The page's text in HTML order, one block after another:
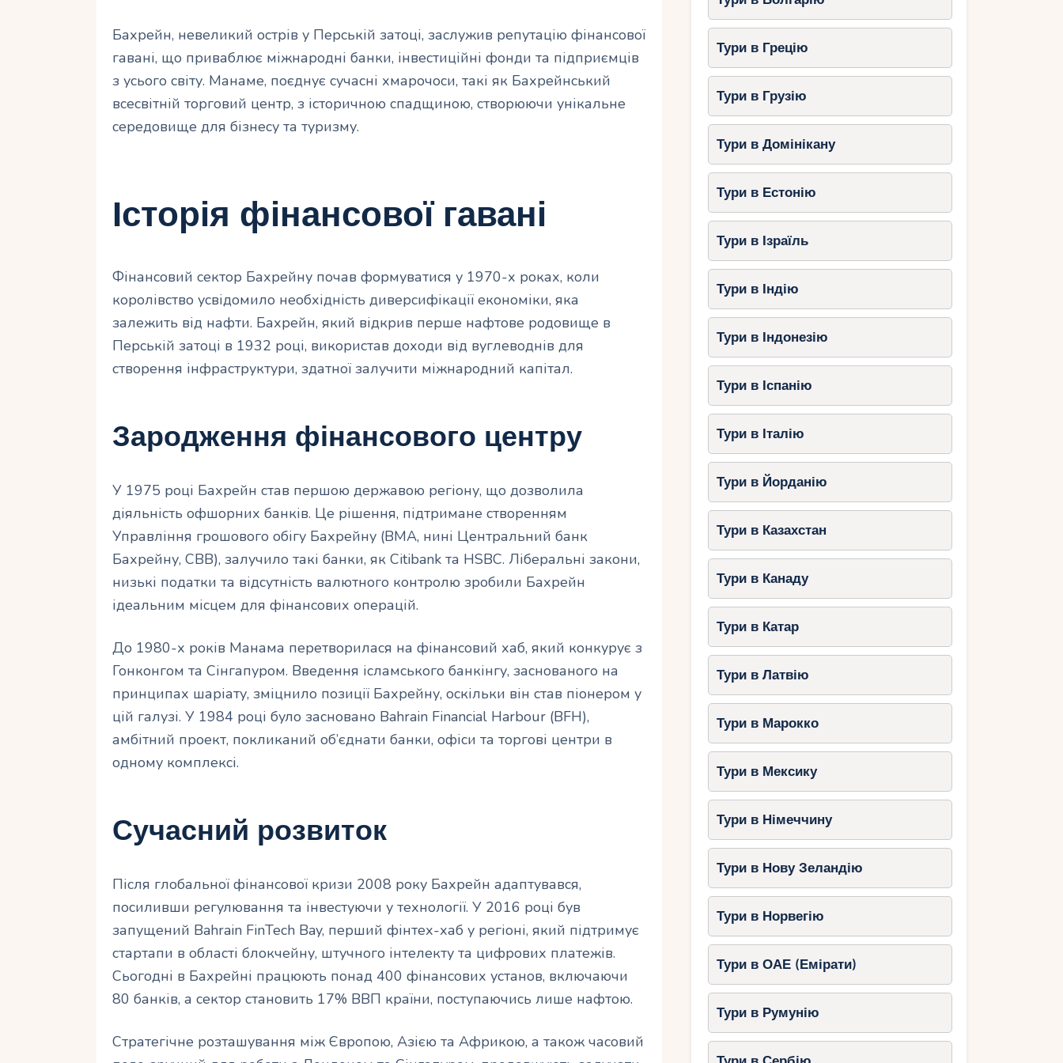
Бахрейн, невеликий острів у Перській затоці, заслужив репутацію фінансової
гавані, що приваблює міжнародні банки, інвестиційні фонди та підприємців
з усього світу. Манаме, поєднує сучасні хмарочоси, такі як Бахрейнський
всесвітній торговий центр, з історичною спадщиною, створюючи унікальне
середовище для бізнесу та туризму.
Історія фінансової гавані
Фінансовий сектор Бахрейну почав формуватися у 1970-х роках, коли
королівство усвідомило необхідність диверсифікації економіки, яка
залежить від нафти. Бахрейн, який відкрив перше нафтове родовище в
Перській затоці в 1932 році, використав доходи від вуглеводнів для
створення інфраструктури, здатної залучити міжнародний капітал.
Зародження фінансового центру
У 1975 році Бахрейн став першою державою регіону, що дозволила
діяльність офшорних банків. Це рішення, підтримане створенням
Управління грошового обігу Бахрейну (BMA, нині Центральний банк
Бахрейну, CBB), залучило такі банки, як Citibank та HSBC. Ліберальні закони,
низькі податки та відсутність валютного контролю зробили Бахрейн
ідеальним місцем для фінансових операцій.
До 1980-х років Манама перетворилася на фінансовий хаб, який конкурує з
Гонконгом та Сінгапуром. Введення ісламського банкінгу, заснованого на
принципах шаріату, зміцнило позиції Бахрейну, оскільки він став піонером у
цій галузі. У 1984 році було засновано Bahrain Financial Harbour (BFH),
амбітний проект, покликаний об’єднати банки, офіси та торгові центри в
одному комплексі.
Сучасний розвиток
Після глобальної фінансової кризи 2008 року Бахрейн адаптувався,
посиливши регулювання та інвестуючи у технології. У 2016 році був
запущений Bahrain FinTech Bay, перший фінтех-хаб у регіоні, який підтримує
стартапи в області блокчейну, штучного інтелекту та цифрових платежів.
Сьогодні в Бахрейні працюють понад 400 фінансових установ, включаючи
80 банків, а сектор становить 17% ВВП країни, поступаючись лише нафтою.
Стратегічне розташування між Європою, Азією та Африкою, а також часовий
Тури в Грецію
Тури в Грузію
Тури в Домінікану
Тури в Естонію
Тури в Ізраїль
Тури в Індію
Тури в Індонезію
Тури в Іспанію
Тури в Італію
Тури в Йорданію
Тури в Казахстан
Тури в Канаду
Тури в Катар
Тури в Латвію
Тури в Марокко
Тури в Мексику
Тури в Німеччину
Тури в Нову Зеландію
Тури в Норвегію
Тури в ОАЕ (Емірати)
Тури в Румунію